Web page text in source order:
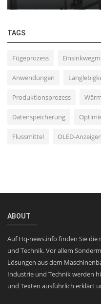
TAGS
Fügeprozess
Anwendungen
Produktionsprozess
Datenspeicherung
Flussmittel OLED-Anzeigen
ABOUT
Auf Hq-news.info finden Sie
und Technik. Vor allem
Lösungen aus dem
Industrie und Technik werden
und Texten ausführlich erklärt